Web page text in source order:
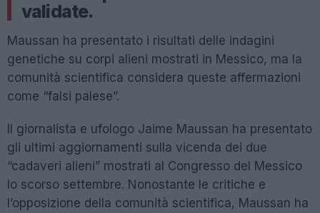
validate.
Maussan ha presentato i risultati delle indagini
genetiche su corpi alieni mostrati in Messico, ma la
comunità scientifica considera queste affermazioni
come “falsi palese”.
Il giornalista e ufologo Jaime Maussan ha presentato
gli ultimi aggiornamenti sulla vicenda dei due
“cadaveri alieni” mostrati al Congresso del Messico
lo scorso settembre. Nonostante le critiche e
l’opposizione della comunità scientifica, Maussan ha